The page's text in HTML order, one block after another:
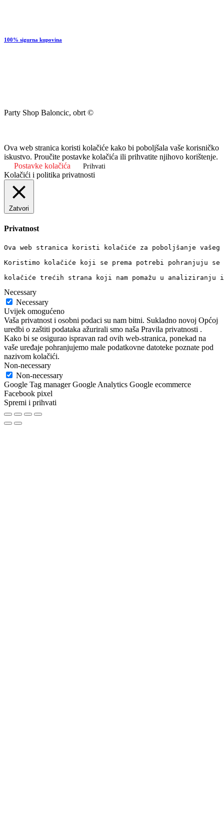
100% sigurna kupovina
Party Shop Baloncic, obrt ©
Ova web stranica koristi kolačiće kako bi poboljšala vaše korisničko
iskustvo. Proučite postavke kolačića ili prihvatite njihovo korištenje.
Postavke kolačića
Prihvati
Kolačići i politika privatnosti
Zatvori
Privatnost
Ova web stranica koristi kolačiće za poboljšanje
Koristimo kolačiće koji se prema potrebi pohranjuju
kolačiće trećih strana koji nam pomažu u
Necessary
Necessary
Uvijek omogućeno
Vaša privatnost i osobni podaci su nam bitni. Sukladno novoj Općoj
uredbi o zaštiti podataka ažurirali smo naša Pravila privatnosti .
Kako bi se osigurao ispravan rad ovih web-stranica, ponekad na
vaše uređaje pohranjujemo male podatkovne datoteke poznate pod
nazivom kolačići.
Non-necessary
Non-necessary
Google Tag manager Google Analytics Google ecommerce
Facebook pixel
Spremi i prihvati